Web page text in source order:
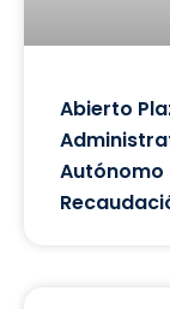
Abierto
Autónomo